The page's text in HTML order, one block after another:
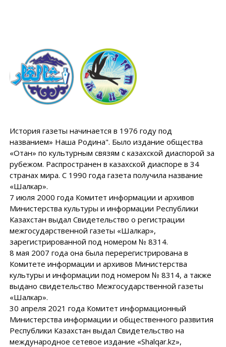
История газеты начинается в 1976 году под
названием» Наша Родина". Было издание общества
«Отан» по культурным связям с казахской диаспорой за
рубежом. Распространен в казахской диаспоре в 34
странах мира. С 1990 года газета получила название
«Шалкар».
7 июля 2000 года Комитет информации и архивов
Министерства культуры и информации Республики
Казахстан выдал Свидетельство о регистрации
межгосударственной газеты «Шалкар»,
зарегистрированной под номером № 8314.
8 мая 2007 года она была перерегистрирована в
Комитете информации и архивов Министерства
культуры и информации под номером № 8314, а также
выдано свидетельство Межгосударственной газеты
«Шалкар».
30 апреля 2021 года Комитет информационный
Министерства информации и общественного развития
Республики Казахстан выдал Свидетельство на
международное сетевое издание «Shalqar.kz»,